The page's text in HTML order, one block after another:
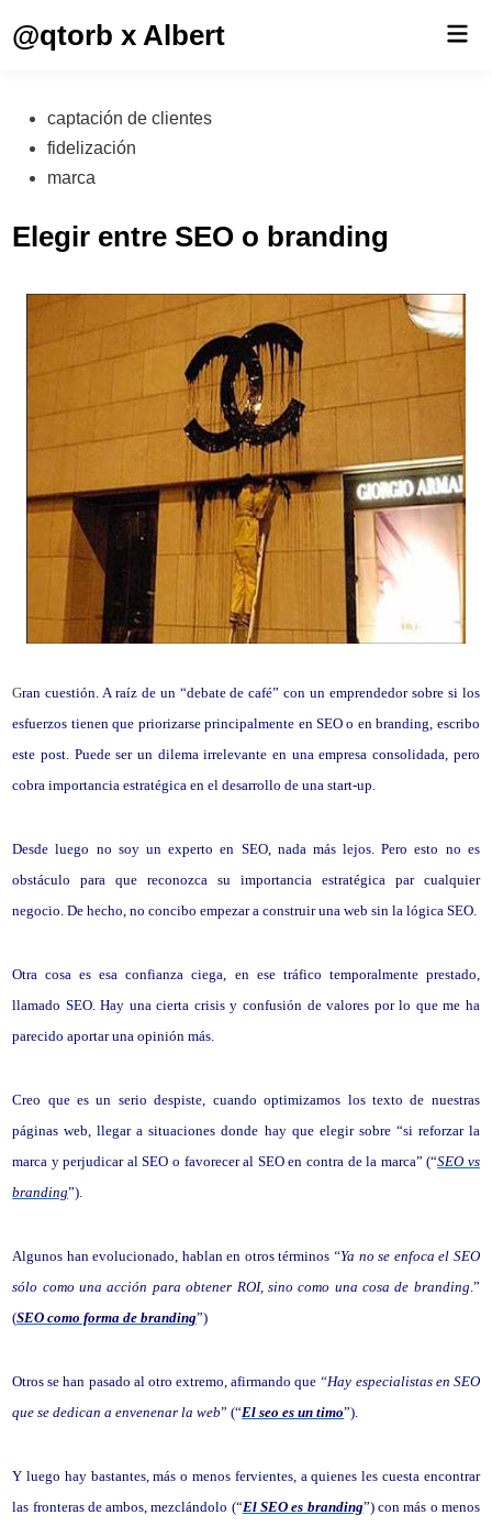
@qtorb x Albert
Publicado
en
captación de clientes
fidelización
marca
Elegir entre SEO o branding
Gran cuestión. A raíz de un “debate de café” con un emprendedor sobre si los
esfuerzos tienen que priorizarse principalmente en SEO o en branding, escribo
este post. Puede ser un dilema irrelevante en una empresa consolidada, pero
cobra importancia estratégica en el desarrollo de una start-up.
Desde luego no soy un experto en SEO, nada más lejos. Pero esto no es
obstáculo para que reconozca su importancia estratégica par cualquier
negocio. De hecho, no concibo empezar a construir una web sin la lógica SEO.
Otra cosa es esa confianza ciega, en ese tráfico temporalmente prestado,
llamado SEO. Hay una cierta crisis y confusión de valores por lo que me ha
parecido aportar una opinión más.
Creo que es un serio despiste, cuando optimizamos los texto de nuestras
páginas web, llegar a situaciones donde hay que elegir sobre “si reforzar la
marca y perjudicar al SEO o favorecer al SEO en contra de la marca” (“SEO vs
branding”).
Algunos han evolucionado, hablan en otros términos “Ya no se enfoca el SEO
sólo como una acción para obtener ROI, sino como una cosa de branding.”
(SEO como forma de branding”)
Otros se han pasado al otro extremo, afirmando que “Hay especialistas en SEO
que se dedican a envenenar la web” (“El seo es un timo”).
Y luego hay bastantes, más o menos fervientes, a quienes les cuesta encontrar
las fronteras de ambos, mezclándolo (“El SEO es branding”) con más o menos